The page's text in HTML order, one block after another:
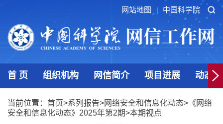
网站地图 中国科学院
首 页 组织机构 网信简介 项目进展 动态
当前位置： 首页>系列报告>网络安全和信息化动态> 《网络
安全和信息化动态》2025年第2期>本期视点